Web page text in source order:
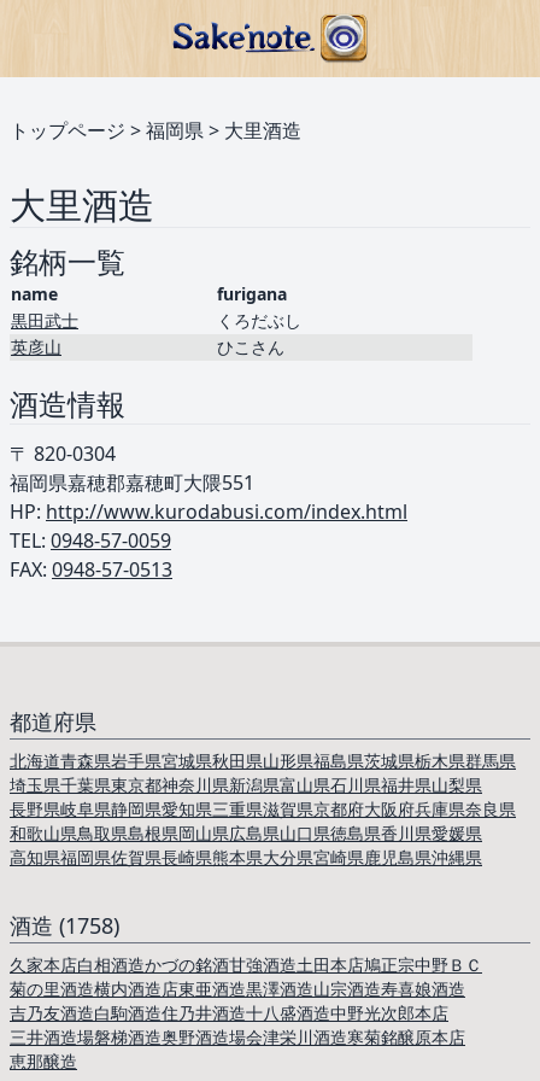
トップページ >福岡県> 大里酒造
大里酒造
銘柄一覧
name
furigana
黒田武士
くろだぶし
英彦山
ひこさん
酒造情報
〒 820-0304
福岡県嘉穂郡嘉穂町大隈551
HP: http://www.kurodabusi.com/index.html
TEL: ︎ 0948-57-0059
FAX: 0948-57-0513
都道府県
北海道青森県岩手県宮城県秋田県山形県福島県茨城県栃木県群馬県
埼玉県千葉県東京都神奈川県新潟県富山県石川県福井県山梨県
長野県岐阜県静岡県愛知県三重県滋賀県京都府大阪府兵庫県奈良県
和歌山県鳥取県島根県岡山県広島県山口県徳島県香川県愛媛県
高知県福岡県佐賀県長崎県熊本県大分県宮崎県鹿児島県沖縄県
酒造 (1758)
久家本店白相酒造かづの銘酒甘強酒造土田本店鳩正宗中野ＢＣ
菊の里酒造横内酒造店東亜酒造黒澤酒造山宗酒造寿喜娘酒造
吉乃友酒造白駒酒造住乃井酒造十八盛酒造中野光次郎本店
三井酒造場磐梯酒造奥野酒造場会津栄川酒造寒菊銘醸原本店
恵那醸造